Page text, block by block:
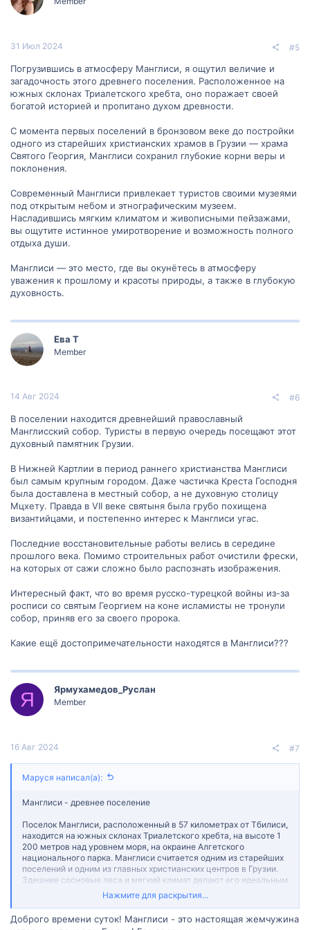
31 Июл 2024 #5
Погрузившись в атмосферу Манглиси, я ощутил величие и
загадочность этого древнего поселения. Расположенное на
южных склонах Триалетского хребта, оно поражает своей
богатой историей и пропитано духом древности.
С момента первых поселений в бронзовом веке до постройки
одного из старейших христианских храмов в Грузии — храма
Святого Георгия, Манглиси сохранил глубокие корни веры и
поклонения.
Современный Манглиси привлекает туристов своими музеями
под открытым небом и этнографическим музеем.
Насладившись мягким климатом и живописными пейзажами,
вы ощутите истинное умиротворение и возможность полного
отдыха души.
Манглиси — это место, где вы окунётесь в атмосферу
уважения к прошлому и красоты природы, а также в глубокую
духовность.
Ева Т
Member
14 Авг 2024 #6
В поселении находится древнейший православный
Манглисский собор. Туристы в первую очередь посещают этот
духовный памятник Грузии.
В Нижней Картлии в период раннего христианства Манглиси
был самым крупным городом. Даже частичка Креста Господня
была доставлена в местный собор, а не духовную столицу
Мцхету. Правда в VII веке святыня была грубо похищена
византийцами, и постепенно интерес к Манглиси угас.
Последние восстановительные работы велись в середине
прошлого века. Помимо строительных работ очистили фрески,
на которых от сажи сложно было распознать изображения.
Интересный факт, что во время русско-турецкой войны из-за
росписи со святым Георгием на коне исламисты не тронули
собор, приняв его за своего пророка.
Какие ещё достопримечательности находятся в Манглиси???
Я Ярмухамедов_Руслан
Member
16 Авг 2024 #7
Маруся написал(а):
Манглиси - древнее поселение
Поселок Манглиси, расположенный в 57 километрах от Тбилиси,
находится на южных склонах Триалетского хребта, на высоте 1
200 метров над уровнем моря, на окраине Алгетского
национального парка. Манглиси считается одним из старейших
поселений и одним из главных христианских центров в Грузии.
Здешние сосновые леса и мягкий климат делают его идеальным
местом для профилактики астмы и других заболеваний.
Бронзовом веке. Археологи обнаружили здесь курганы,
Нажмите для раскрытия...
Доброго времени суток! Манглиси - это настоящая жемчужина